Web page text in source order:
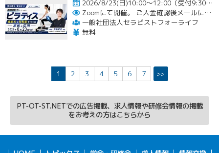
2026/8/23(日)10:00～12:00（受付9:30～）開催
Zoomにて開催。
ご入金確認後メールにてURLをお知らせいたします。
一般社団法人セラピストフォーライフ
無料
1 2 3 4 5 6 7 >>
PT-OT-ST.NETでの広告掲載、求人情報や研修会情報の掲載
をお考えの方はこちらから